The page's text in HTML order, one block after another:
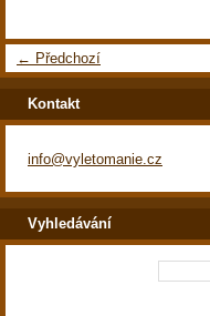
← Předchozí
Kontakt
info@vyletomanie.cz
Vyhledávání